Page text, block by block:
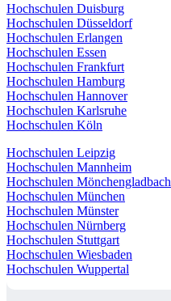
Hochschulen Duisburg
Hochschulen Düsseldorf
Hochschulen Erlangen
Hochschulen Essen
Hochschulen Frankfurt
Hochschulen Hamburg
Hochschulen Hannover
Hochschulen Karlsruhe
Hochschulen Köln
Hochschulen Leipzig
Hochschulen Mannheim
Hochschulen Mönchengladbach
Hochschulen München
Hochschulen Münster
Hochschulen Nürnberg
Hochschulen Stuttgart
Hochschulen Wiesbaden
Hochschulen Wuppertal